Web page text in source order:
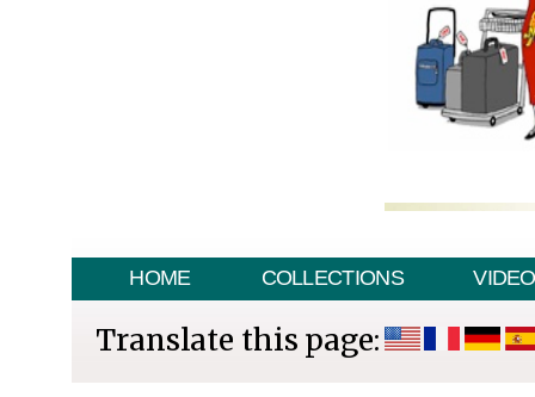
HOME COLLECTIONS VIDEO
Translate this page: